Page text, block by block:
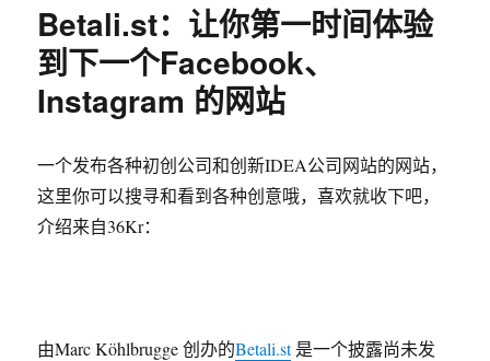
Betali.st：让你第一时间体验
到下一个Facebook、
Instagram 的网站
一个发布各种初创公司和创新IDEA公司网站的网站，
这里你可以搜寻和看到各种创意哦，喜欢就收下吧，
介绍来自36Kr：
由Marc Köhlbrugge 创办的Betali.st是一个披露尚未发